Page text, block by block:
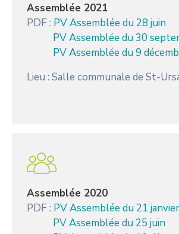
Assemblée 2021
PDF : PV Assemblée du 28 juin
PV Assemblée du 30
PV Assemblée du 9
Lieu : Salle communale de St-
Assemblée 2020
PDF : PV Assemblée du 21 janvier
PV Assemblée du 25 juin